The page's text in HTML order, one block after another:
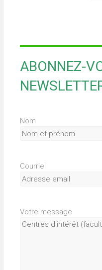
ABONNEZ-
Nom
Courriel
Votre message